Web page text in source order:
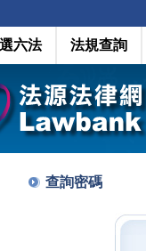
六法 法規查詢
查詢密碼